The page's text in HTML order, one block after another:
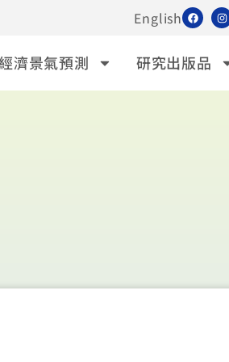
English
濟景氣預測 研究出版品